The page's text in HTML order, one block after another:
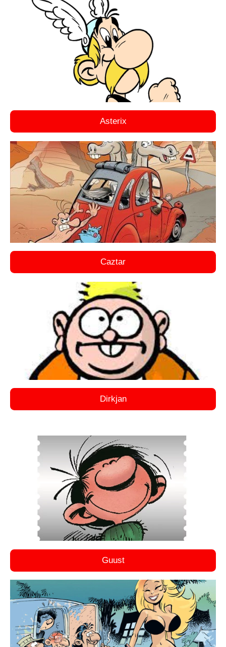
Asterix
Caztar
Dirkjan
Guust